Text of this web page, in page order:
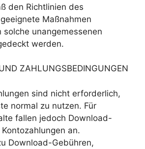
den Richtlinien des
Maßnahmen
solche unangemessenen
werden.
ZAHLUNGSBEDINGUNGEN
sind nicht erforderlich,
normal zu nutzen. Für
fallen jedoch Download-
an.
Download-Gebühren,